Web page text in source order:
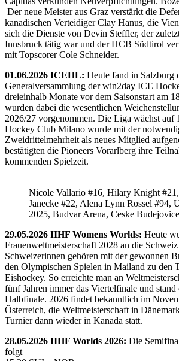
Der neue Meister aus Graz verstärkt die
kanadischen Verteidiger Clay Hanus, die
sich die Dienste von Devin Steffler, der
Innsbruck tätig war und der HCB Südtirol
mit Topscorer Cole Schneider.
01.06.2026 ICEHL: Heute fand in Salzburg
Generalversammlung der win2day ICE
dreieinhalb Monate vor dem Saisonstart am
wurden dabei die wesentlichen
2026/27 vorgenommen. Die Liga wächst auf
Hockey Club Milano wurde mit der
Zweidrittelmehrheit als neues Mitglied
bestätigten die Pioneers Vorarlberg ihre
kommenden Spielzeit.
Nicole Vallario #16, Hilary Knight
Janecke #22, Alena Lynn Rossel #94,
2025, Budvar Arena, Ceske
29.05.2026 IIHF Womens Worlds: Heute
Frauenweltmeisterschaft 2028 an die
Schweizerinnen gehören mit der gewonnen
den Olympischen Spielen in Mailand zu den
Eishockey. So erreichte man an
fünf Jahren immer das Viertelfinale und
Halbfinale. 2026 findet bekanntlich im
Österreich, die Weltmeisterschaft in
Turnier dann wieder in Kanada statt.
28.05.2026 IIHF Worlds 2026: Die
folgt